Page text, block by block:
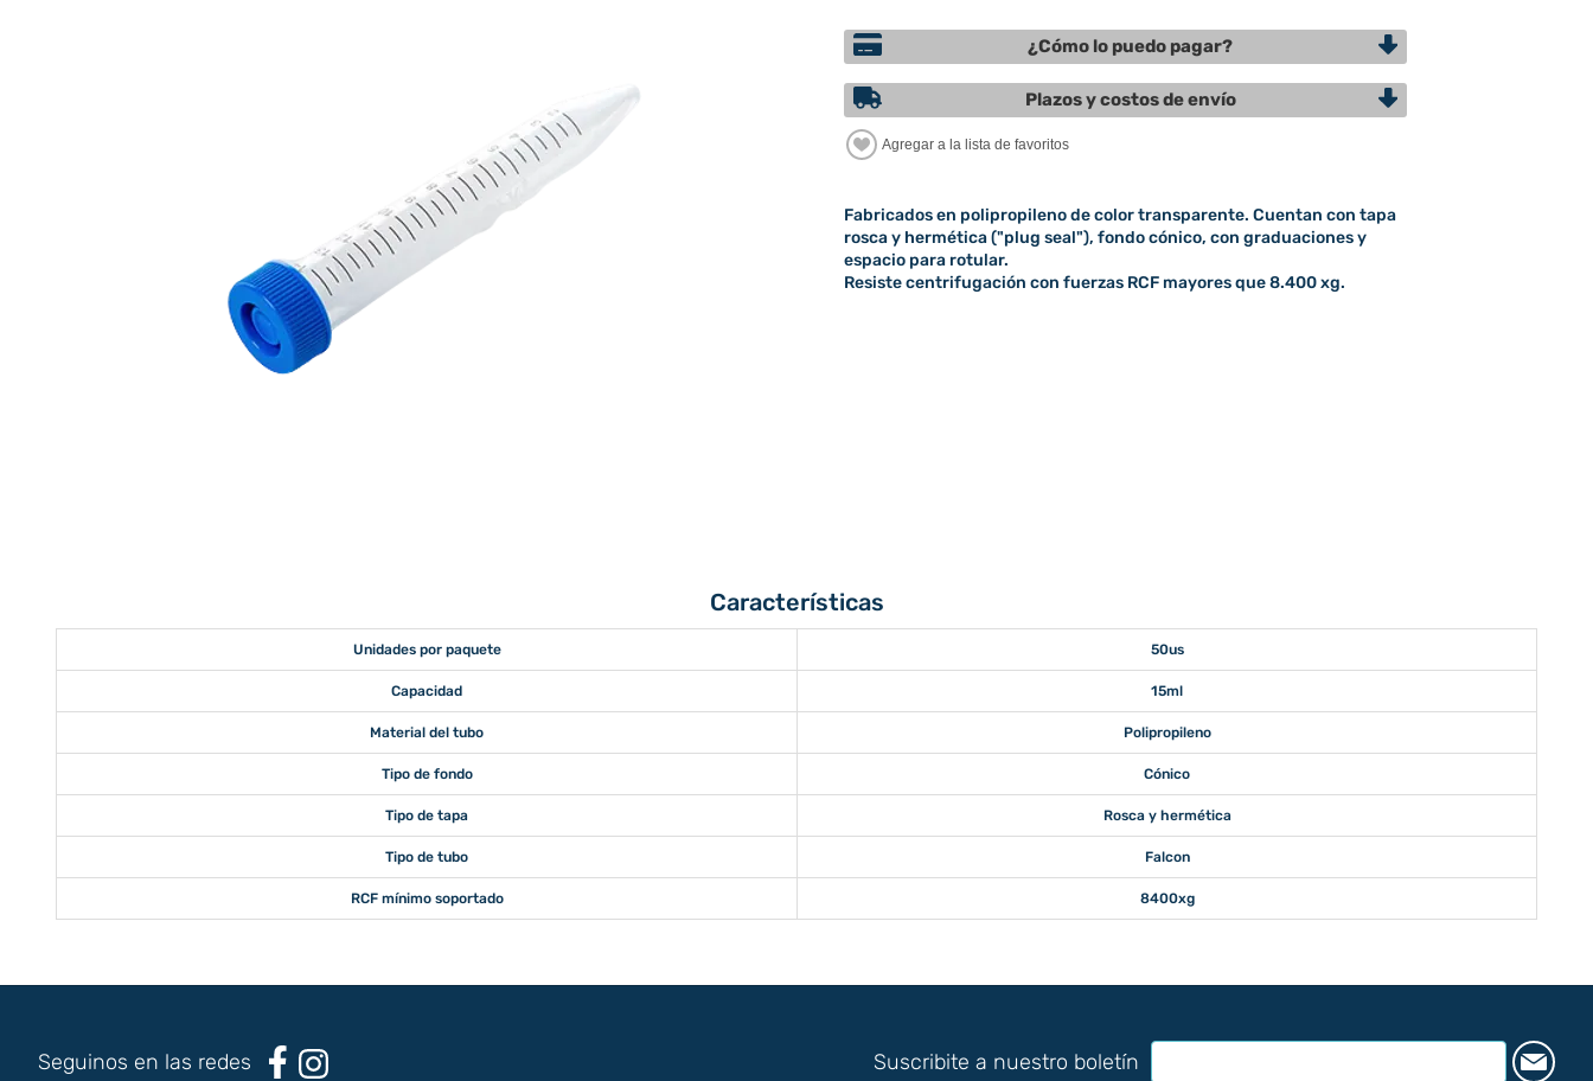
¿Cómo lo puedo pagar?
Plazos y costos de envío
Fabricados en polipropileno de color transparente. Cuentan con tapa
rosca y hermética ("plug seal"), fondo cónico, con graduaciones y
espacio para rotular.
Resiste centrifugación con fuerzas RCF mayores que 8.400 xg.
Características
Unidades por paquete 50us
Capacidad 15ml
Material del tubo Polipropileno
Tipo de fondo Cónico
Tipo de tapa Rosca y hermética
Tipo de tubo Falcon
RCF mínimo soportado 8400xg
Seguinos en las redes Suscribite a nuestro boletín